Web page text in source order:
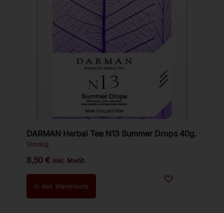
DARMAN Herbal Tee N13 Summer Drops 40g.
Vorrätig
8,50€ inkl. MwSt.
In den Warenkorb